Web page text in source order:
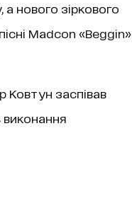
нового зіркового
Madcon «Beggin»
Ковтун заспівав
виконання